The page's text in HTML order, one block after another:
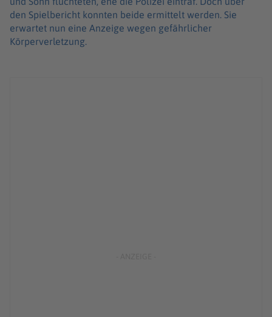
den Spielbericht konnten beide ermittelt werden. Sie
erwartet nun eine Anzeige wegen gefährlicher
Körperverletzung.